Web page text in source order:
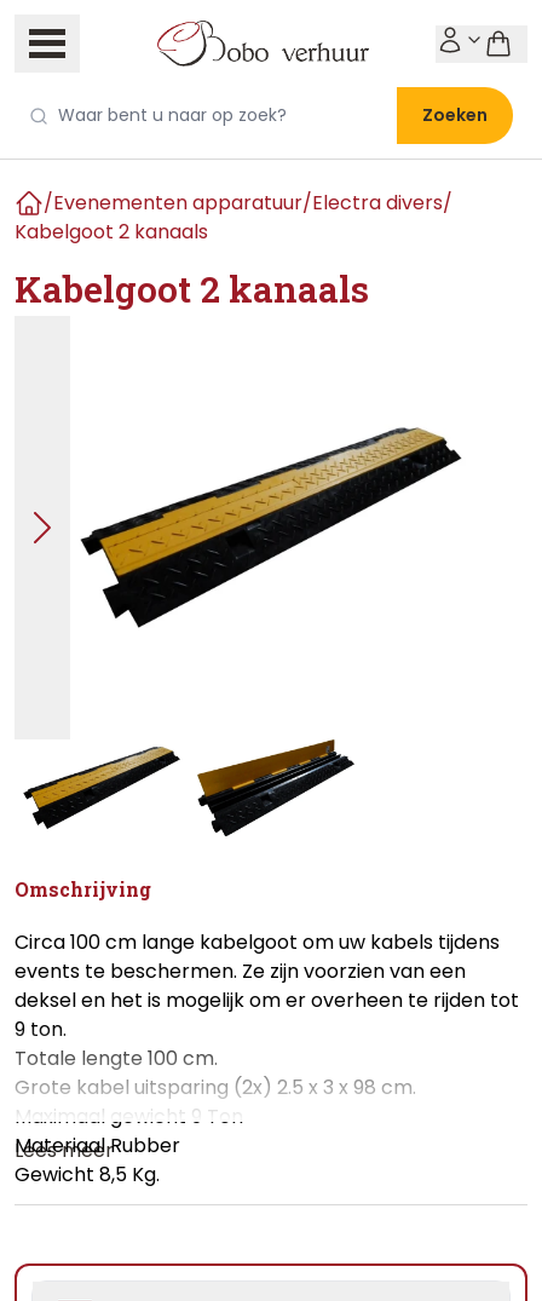
Zoeken
Home
/Evenementen apparatuur/Electra divers/
Kabelgoot 2 kanaals
Kabelgoot 2 kanaals
Omschrijving
Circa 100 cm lange kabelgoot om uw kabels tijdens
events te beschermen. Ze zijn voorzien van een
deksel en het is mogelijk om er overheen te rijden tot
9 ton.
Totale lengte 100 cm.
Grote kabel uitsparing (2x) 2.5 x 3 x 98 cm.
Maximaal gewicht 9 Ton
Materiaal Rubber
Gewicht 8,5 Kg.
Lees meer